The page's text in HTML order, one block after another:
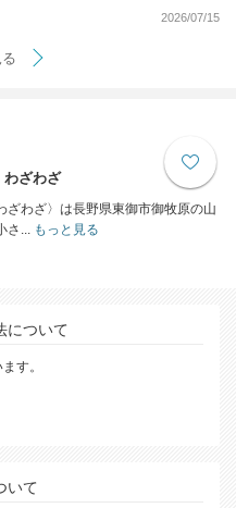
2026/07/15
ざわざ
ざわざ〉は長野県東御市御牧原の山
...
もっと見る
について
す。
いて